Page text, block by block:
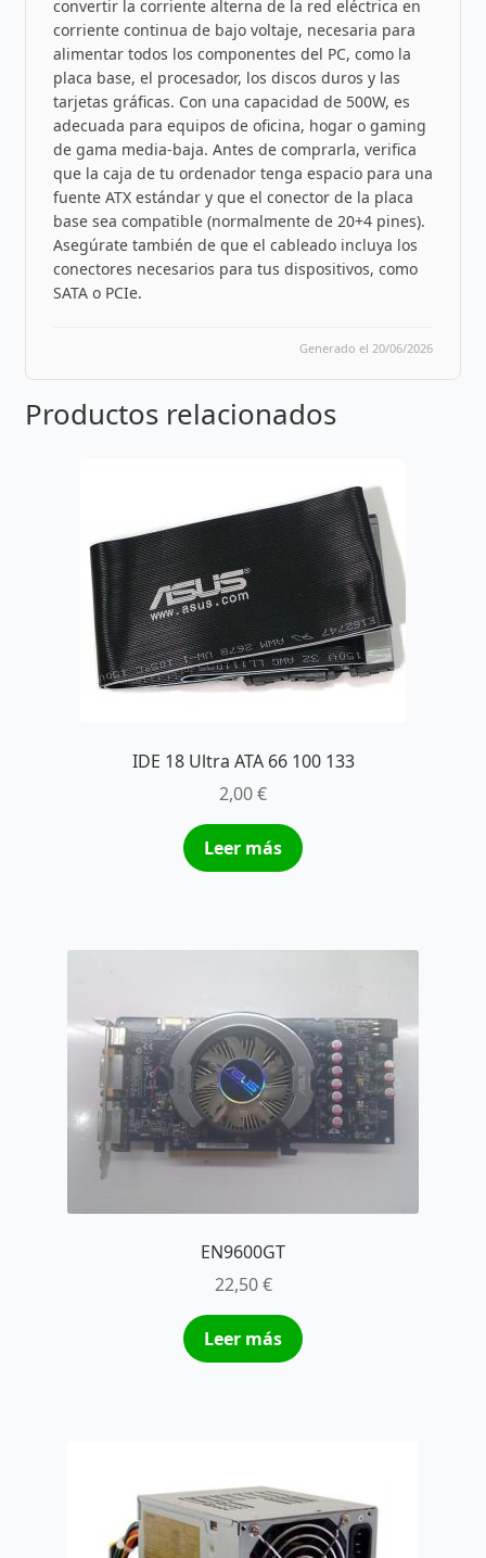
convertir la corriente alterna de la red eléctrica en
corriente continua de bajo voltaje, necesaria para
alimentar todos los componentes del PC, como la
placa base, el procesador, los discos duros y las
tarjetas gráficas. Con una capacidad de 500W, es
adecuada para equipos de oficina, hogar o gaming
de gama media-baja. Antes de comprarla, verifica
que la caja de tu ordenador tenga espacio para una
fuente ATX estándar y que el conector de la placa
base sea compatible (normalmente de 20+4 pines).
Asegúrate también de que el cableado incluya los
conectores necesarios para tus dispositivos, como
SATA o PCIe.
Generado el 20/06/2026
Productos relacionados
IDE 18 Ultra ATA 66 100 133
2,00€
Leer más
EN9600GT
22,50€
Leer más